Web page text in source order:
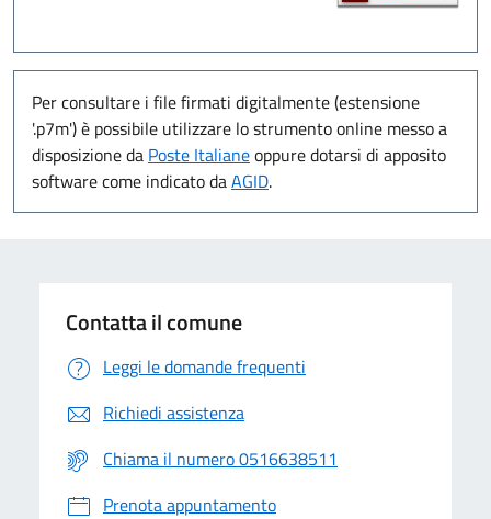
Per consultare i file firmati digitalmente (estensione
'.p7m') è possibile utilizzare lo strumento online messo a
disposizione da Poste Italianeoppure dotarsi di apposito
software come indicato daAGID.
Contatta il comune
Leggi le domande frequenti
Richiedi assistenza
Chiama il numero 0516638511
Prenota appuntamento